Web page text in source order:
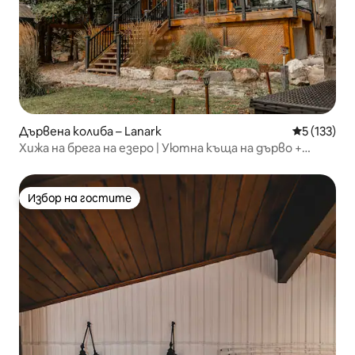
Дървена колиба – Lanark Средна
5 (133)
Хижа на брега на езеро | Уютна къща на дърво +
Избор на гостите
Избор на гостите